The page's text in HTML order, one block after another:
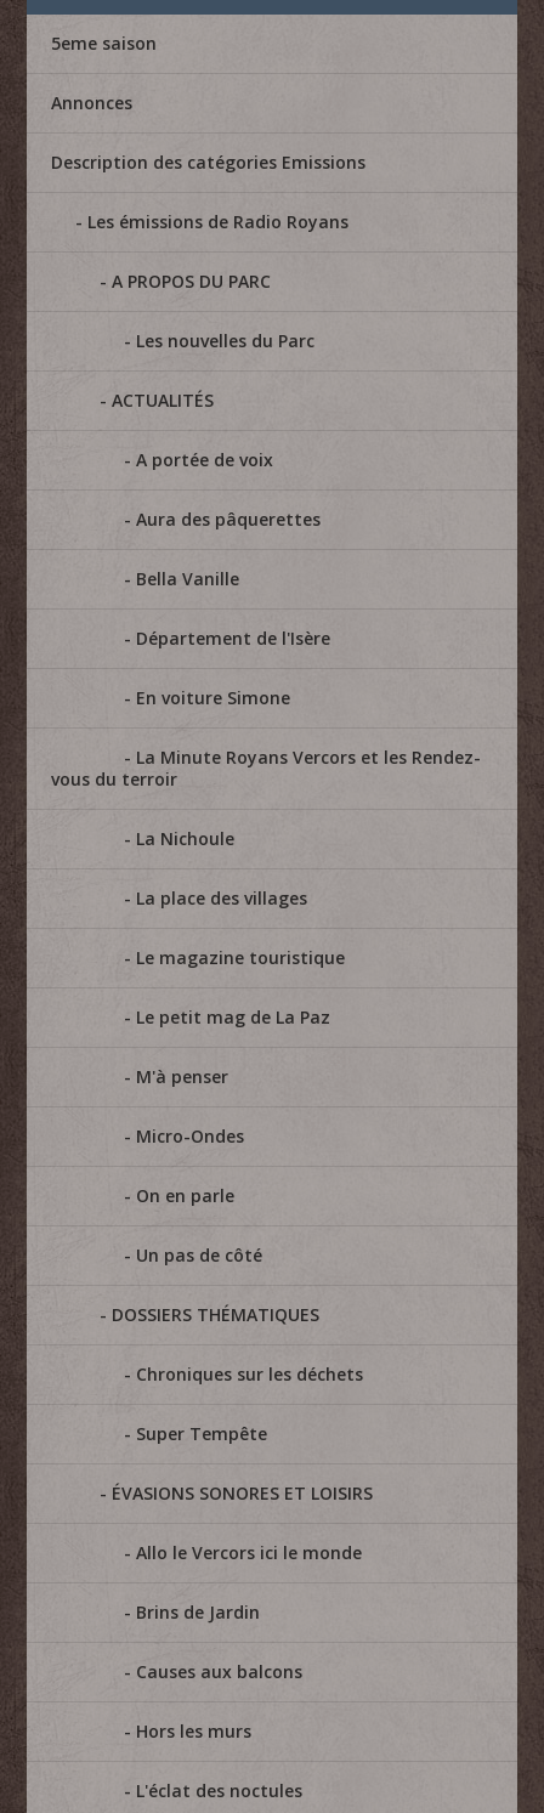
5eme saison
Annonces
Description des catégories Emissions
Les émissions de Radio Royans
A PROPOS DU PARC
Les nouvelles du Parc
ACTUALITÉS
A portée de voix
Aura des pâquerettes
Bella Vanille
Département de l'Isère
En voiture Simone
La Minute Royans Vercors et les Rendez-
vous du terroir
La Nichoule
La place des villages
Le magazine touristique
Le petit mag de La Paz
M'à penser
Micro-Ondes
On en parle
Un pas de côté
DOSSIERS THÉMATIQUES
Chroniques sur les déchets
Super Tempête
ÉVASIONS SONORES ET LOISIRS
Allo le Vercors ici le monde
Brins de Jardin
Causes aux balcons
Hors les murs
L'éclat des noctules